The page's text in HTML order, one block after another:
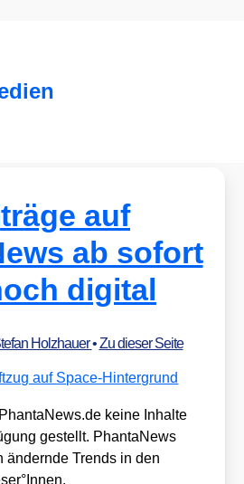
auf
ab sofort
digital
Holzhauer•Zu dieser Seite
kei­ne Inhal­te
gestellt. Phan­ta­News
ändern­de Trends in den